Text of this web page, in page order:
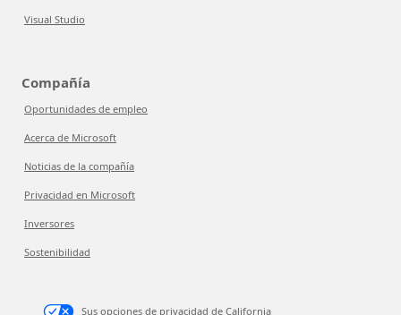
Visual Studio
Compañía
Oportunidades de empleo
Acerca de Microsoft
Noticias de la compañía
Privacidad en Microsoft
Inversores
Sostenibilidad
Sus opciones de privacidad de California